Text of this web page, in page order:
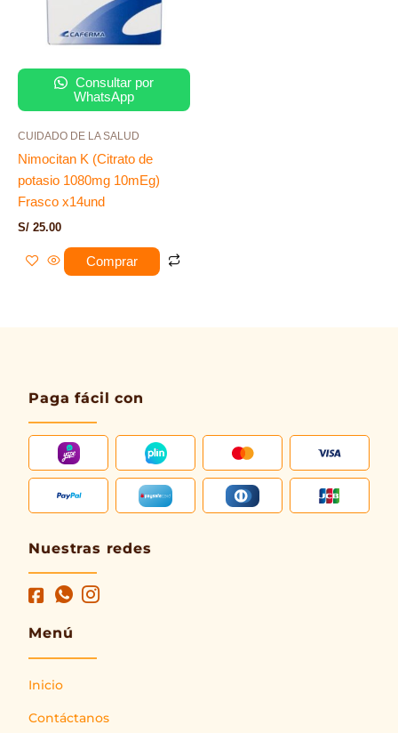
Consultar por
WhatsApp
CUIDADO DE LA SALUD
Nimocitan K (Citrato de
potasio 1080mg 10mEg)
Frasco x14und
S/ 25.00
Comprar
Paga fácil con
Nuestras redes
Menú
Inicio
Contáctanos